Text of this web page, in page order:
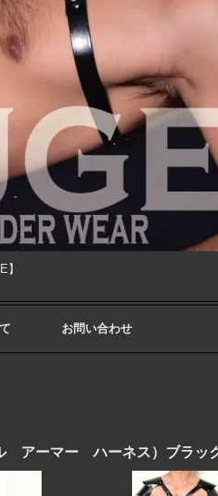
お問い合わせ
アーマー ハーネス）ブラッ